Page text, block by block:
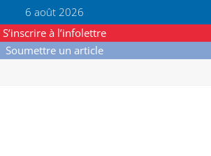
6 août 2026
S’inscrire à l’infolettre
Soumettre un article